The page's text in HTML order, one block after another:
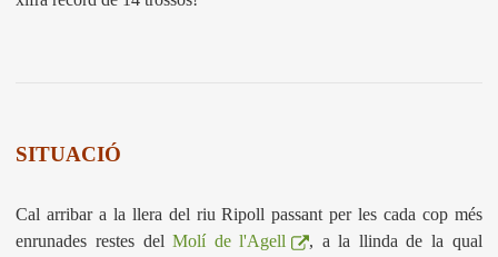
SITUACIÓ
Cal arribar a la llera del riu Ripoll passant per les cada cop més
enrunades restes delMolí de l'Agell
, a la llinda de la qual